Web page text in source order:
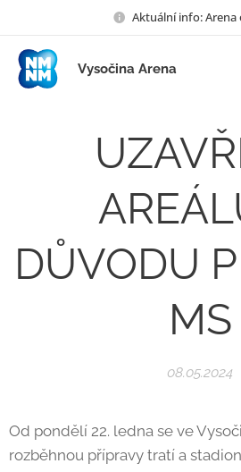
Aktuální info: Arena
Vysočina Arena
DŮVODU
MS
08.05.2024
Od pondělí 22. ledna se ve
rozběhnou přípravy tratí a